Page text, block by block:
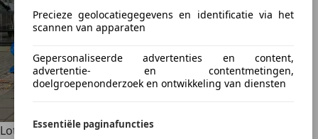
Precieze geolocatiegegevens en identificatie via het
scannen van apparaten
Gepersonaliseerde advertenties en content,
advertentie- en contentmetingen,
doelgroepenonderzoek en ontwikkeling van diensten
Essentiële paginafuncties
Lotus Emira3.5 V6 First Edition Automaat LM velgen